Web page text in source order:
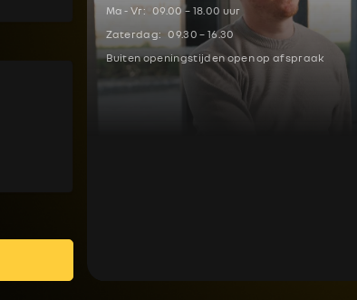
Ma - Vr: 09.00 – 18.00 uur
Zaterdag: 09.30 – 16.30
Buiten openingstijden open op afspraak